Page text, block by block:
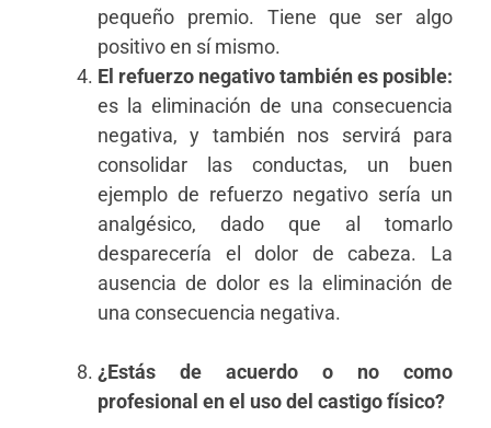
pequeño premio. Tiene que ser algo
positivo en sí mismo.
El refuerzo negativo también es posible:
es la eliminación de una consecuencia
negativa, y también nos servirá para
consolidar las conductas, un buen
ejemplo de refuerzo negativo sería un
analgésico, dado que al tomarlo
desparecería el dolor de cabeza. La
ausencia de dolor es la eliminación de
una consecuencia negativa.
¿Estás de acuerdo o no como
profesional en el uso del castigo físico?